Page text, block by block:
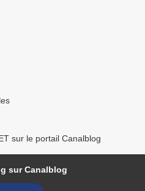
sur le portail Canalblog
sur Canalblog